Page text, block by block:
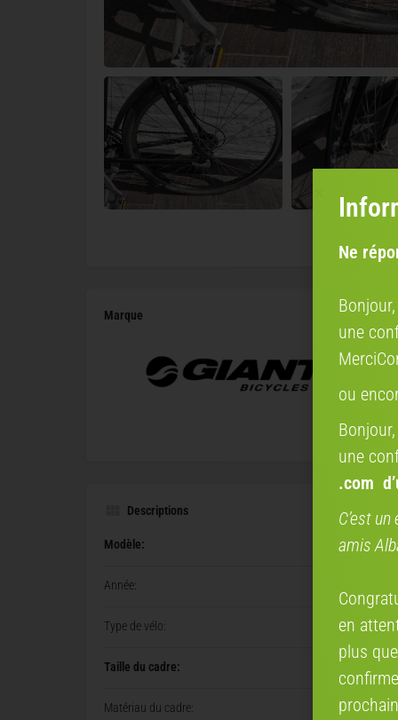
Marque
Descriptions
Modèle:
Année:
Type de vélo:
Taille du cadre:
Matériau du cadre:
Ne
une
ou
une
.com
C’est
amis
en
plus